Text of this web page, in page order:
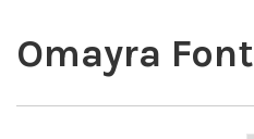
Omayra Font